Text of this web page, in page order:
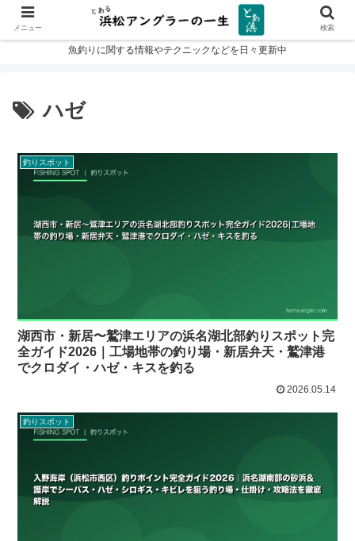
魚釣りに関する情報やテクニックなどを日々更新中
ハゼ
釣りスポット
湖西市・新居〜鷲津エリアの浜名湖北部釣りスポット完
全ガイド2026｜工場地帯の釣り場・新居弁天・鷲津港
でクロダイ・ハゼ・キスを釣る
2026.05.14
釣りスポット
メニュー 検索